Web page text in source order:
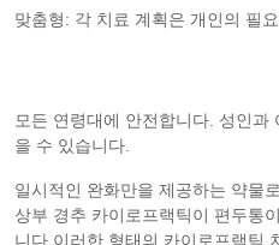
맞춤형: 각 치료 계획은 개인의 필
모든 연령대에 안전합니다. 성인과
을 수 있습니다.
일시적인 완화만을 제공하는 약물
상부 경추 카이로프랙틱이 편두통
니다.이러한 형태의 카이로프랙틱